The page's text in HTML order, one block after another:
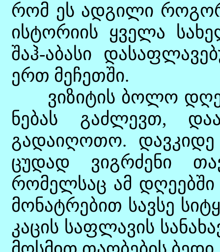
რომ ეს ადგილი
ისტორიის ყველა
შაჰ-აბასი
ერთ მეჩეთში.
ვიზიტის ბოლო დღეს
ნებას გაძლევთ,
გადაიღოთო.
ცუდად ვიგრძენი
რომელსაც ამ
მონატრებით სავსე
კაცის საფლავის